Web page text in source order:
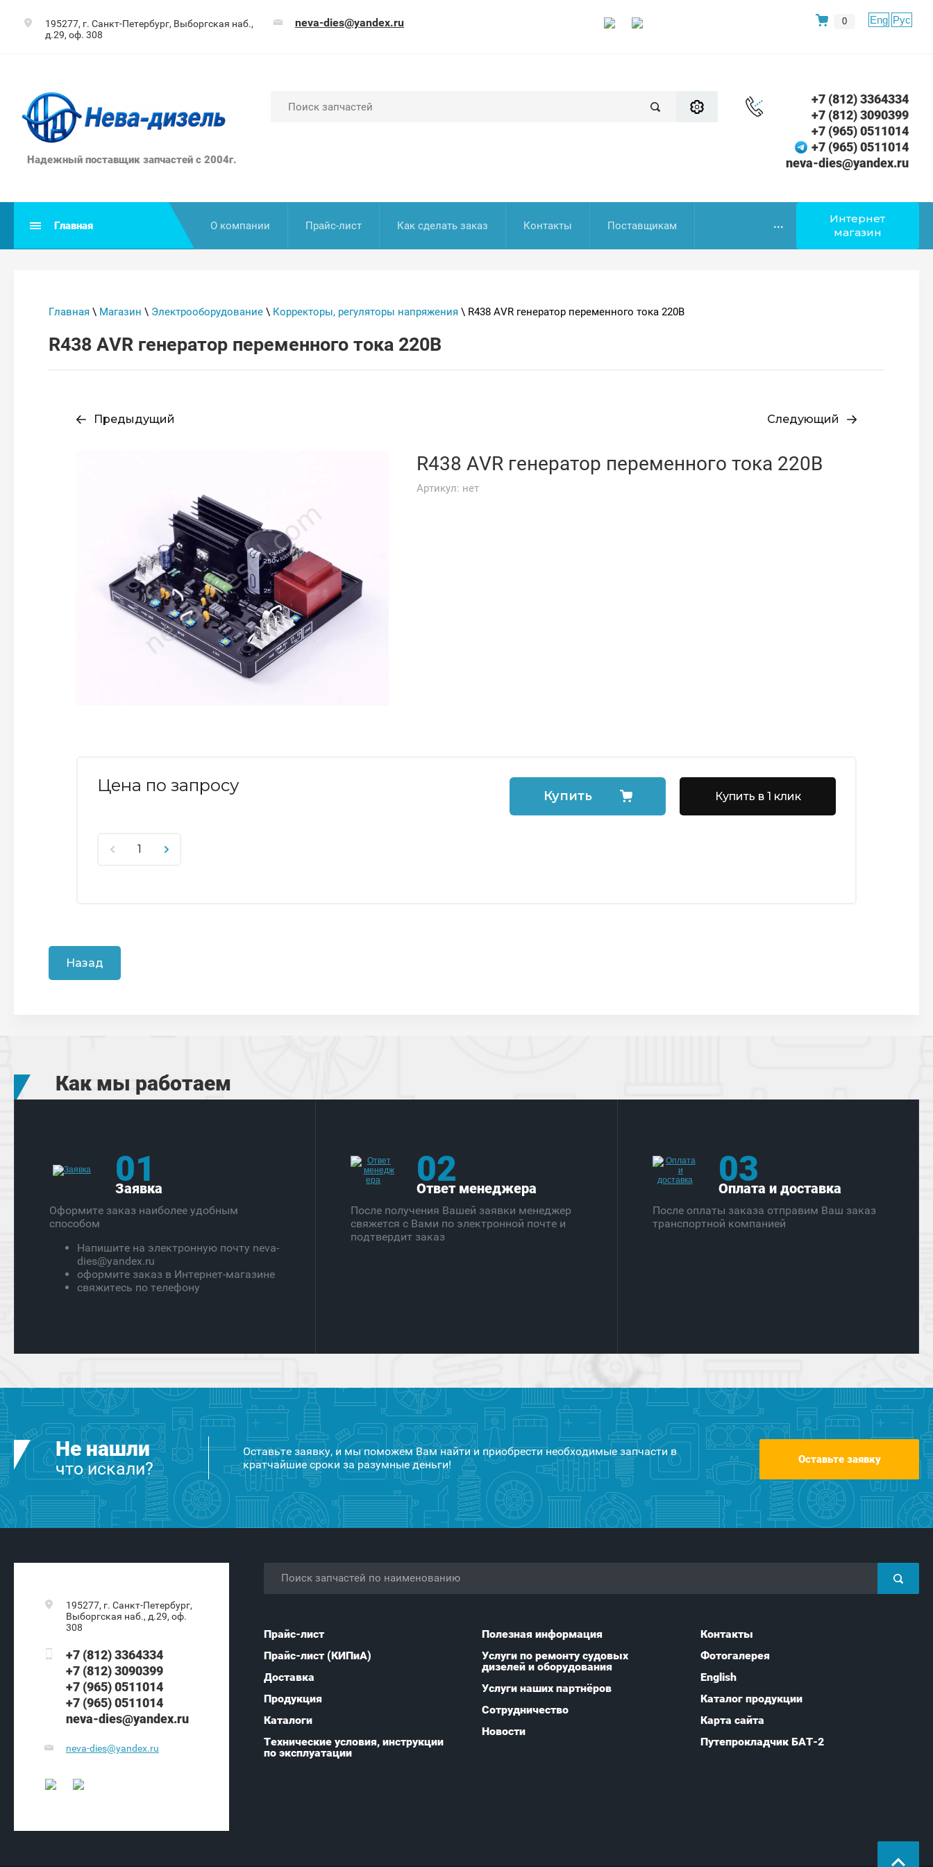
195277, г. Санкт-Петербург, Выборгская наб.,
д.29, оф. 308
neva-dies@yandex.ru 0 Eng Рус
Надежный поставщик запчастей с 2004г.
+7 (812) 3364334
+7 (812) 3090399
+7 (965) 0511014
+7 (965) 0511014
neva-dies@yandex.ru
Главная О компании Прайс-лист Как сделать заказ Контакты Поставщикам ...
Интернет
магазин
Главная \ Магазин \ Электрооборудование \ Корректоры, регуляторы напряжения \ R438 AVR генератор переменного тока 220В
R438 AVR генератор переменного тока 220В
Предыдущий Следующий
R438 AVR генератор переменного тока 220В
Артикул: нет
Цена по запросу
Купить Купить в 1 клик
Назад
Как мы работаем
01
Заявка
Оформите заказ наиболее удобным
способом
Напишите на электронную почту neva-
dies@yandex.ru
оформите заказ в Интернет-магазине
свяжитесь по телефону
02
Ответ менеджера
После получения Вашей заявки менеджер
свяжется с Вами по электронной почте и
подтвердит заказ
03
Оплата и доставка
После оплаты заказа отправим Ваш заказ
транспортной компанией
Не нашли
что искали?
Оставьте заявку, и мы поможем Вам найти и приобрести необходимые запчасти в
кратчайшие сроки за разумные деньги!
Оставьте заявку
195277, г. Санкт-Петербург,
Выборгская наб., д.29, оф.
308
+7 (812) 3364334
+7 (812) 3090399
+7 (965) 0511014
+7 (965) 0511014
neva-dies@yandex.ru
neva-dies@yandex.ru
Прайс-лист
Прайс-лист (КИПиА)
Доставка
Продукция
Каталоги
Технические условия, инструкции
по эксплуатации
Полезная информация
Услуги по ремонту судовых
дизелей и оборудования
Услуги наших партнёров
Сотрудничество
Новости
Контакты
Фотогалерея
English
Каталог продукции
Карта сайта
Путепрокладчик БАТ-2